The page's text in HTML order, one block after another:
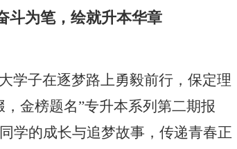
为笔，绘就升本华章
学子在逐梦路上勇毅前行，保定理
，金榜题名”专升本系列第二期报
学的成长与追梦故事，传递青春正